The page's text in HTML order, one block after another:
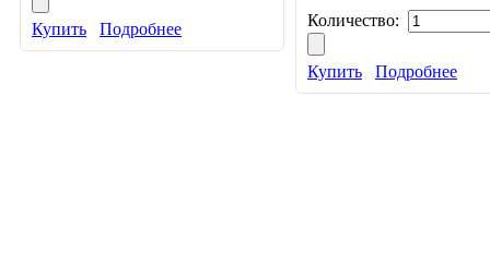
Купить Подробнее Количество:
Купить Подробнее